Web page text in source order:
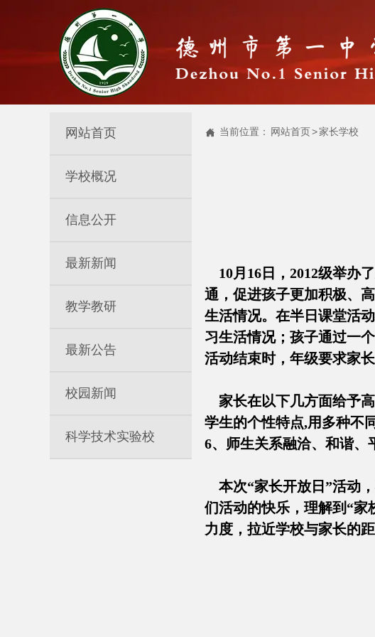
10月16日，2012级举办
通，促进孩子更加积极、
生活情况。在半日课堂活
习生活情况；孩子通过一
活动结束时，年级要求家
家长在以下几方面给予
学生的个性特点,用多种不
6、师生关系融洽、和谐
本次“家长开放日”活动
们活动的快乐，理解到“家
力度，拉近学校与家长的
 当前位置： 网站首页>家长学校
网站首页
学校概况
信息公开
最新新闻
教学教研
最新公告
校园新闻
科学技术实验校